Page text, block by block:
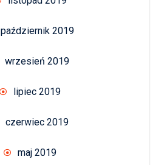
październik 2019
wrzesień 2019
lipiec 2019
czerwiec 2019
maj 2019